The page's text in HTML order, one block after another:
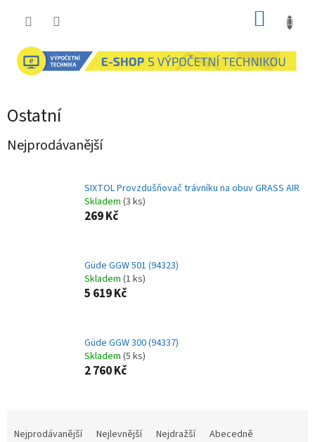
Ostatní
Nejprodávanější
SIXTOL Provzdušňovač trávníku na obuv GRASS AIR
Skladem (3 ks)
269 Kč
Güde GGW 501 (94323)
Skladem (1 ks)
5 619 Kč
Güde GGW 300 (94337)
Skladem (5 ks)
2 760 Kč
Nejprodávanější Nejlevnější Nejdražší Abecedně